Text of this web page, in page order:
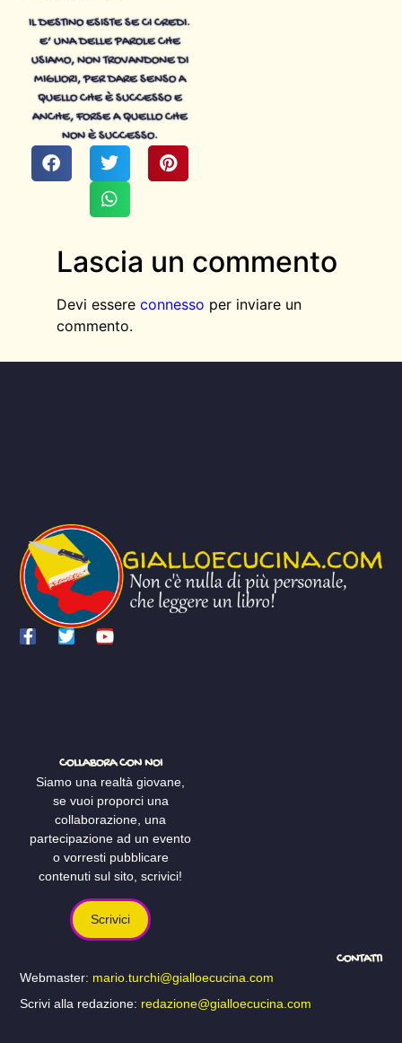
IL DESTINO ESISTE SE CI CREDI.
E’ UNA DELLE PAROLE CHE
USIAMO, NON TROVANDONE DI
MIGLIORI, PER DARE SENSO A
QUELLO CHE È SUCCESSO E
ANCHE, FORSE A QUELLO CHE
NON È SUCCESSO.
Lascia un commento
Devi essere connesso per inviare un
commento.
COLLABORA CON NOI
Siamo una realtà giovane,
se vuoi proporci una
collaborazione, una
partecipazione ad un evento
o vorresti pubblicare
contenuti sul sito, scrivici!
Scrivici
CONTATTI
Webmaster: mario.turchi@gialloecucina.com
Scrivi alla redazione: redazione@gialloecucina.com